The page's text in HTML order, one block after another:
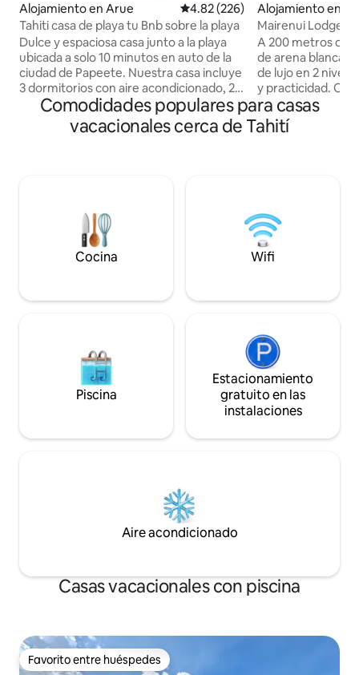
Alojamiento en Arue Calificación promedio: 4.82 de
4.82 (226)
Tahiti casa de playa tu Bnb sobre la playa
Dulce y espaciosa casa junto a la playa
ubicada a solo 10 minutos en auto de la
ciudad de Papeete. Nuestra casa incluye
3 dormitorios con aire acondicionado, 2
baños, sala de estar, cocina, patio
exterior, estacionamiento para 2 coches
y puerta automática asegurada.
pimienta, aceite .... - engranajes
exteriores: barbacoa, kayak, tablas de
surf de remo, equipos de natación... -
servicios: furgoneta de alquiler de 9
Alojamiento en
Mairenui Lodge -
metros de las
A 200 metros de
de arena blanca
de lujo en 2
y practicidad.
aire
con futbolín, una
65" conectada,
restaurantes, al
entorno relajante
la montaña.
Comodidades populares para casas
vacacionales cerca de Tahití
Cocina Wifi
Piscina
Estacionamiento
gratuito en las
instalaciones
Aire acondicionado
Casas vacacionales con piscina
Favorito entre huéspedes
Favorito entre huéspedes